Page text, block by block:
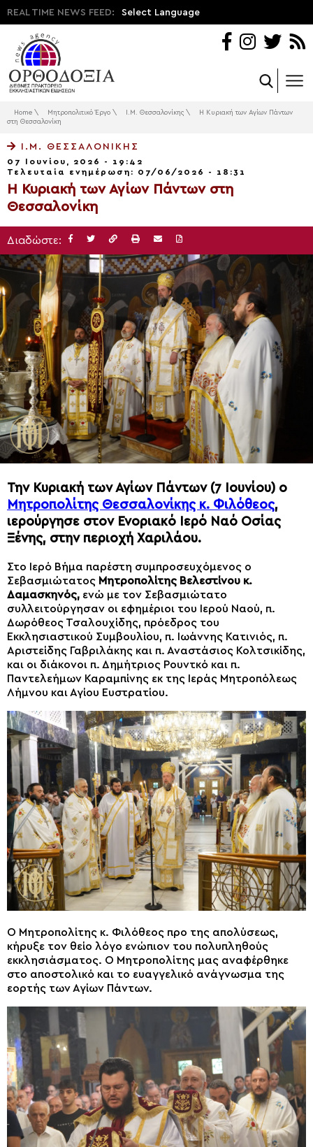
REAL TIME NEWS FEED: Select Language
Home \ Μητροπολιτικό Έργο \ Ι.Μ. Θεσσαλονίκης \
Η Κυριακή των Αγίων Πάντων
στη Θεσσαλονίκη
Ι.Μ. ΘΕΣΣΑΛΟΝΊΚΗΣ
07 Ιουνίου, 2026 - 19:42
Τελευταία ενημέρωση: 07/06/2026 - 18:31
Η Κυριακή των Αγίων Πάντων στη
Θεσσαλονίκη
Διαδώστε:
Την Κυριακή των Αγίων Πάντων (7 Ιουνίου) ο
Μητροπολίτης Θεσσαλονίκης κ. Φιλόθεος,
ιερούργησε στον Ενοριακό Ιερό Ναό Οσίας
Ξένης, στην περιοχή Χαριλάου.
Στο Ιερό Βήμα παρέστη συμπροσευχόμενος ο
Σεβασμιώτατος Μητροπολίτης Βελεστίνου κ.
Δαμασκηνός, ενώ με τον Σεβασμιώτατο
συλλειτούργησαν οι εφημέριοι του Ιερού Ναού, π.
Δωρόθεος Τσαλουχίδης, πρόεδρος του
Εκκλησιαστικού Συμβουλίου, π. Ιωάννης Κατινιός, π.
Αριστείδης Γαβριλάκης και π. Αναστάσιος Κολτσικίδης,
και οι διάκονοι π. Δημήτριος Ρουντκό και π.
Παντελεήμων Καραμπίνης εκ της Ιεράς Μητροπόλεως
Λήμνου και Αγίου Ευστρατίου.
Ο Μητροπολίτης κ. Φιλόθεος προ της απολύσεως,
κήρυξε τον θείο λόγο ενώπιον του πολυπληθούς
εκκλησιάσματος. Ο Μητροπολίτης μας αναφέρθηκε
στο αποστολικό και το ευαγγελικό ανάγνωσμα της
εορτής των Αγίων Πάντων.